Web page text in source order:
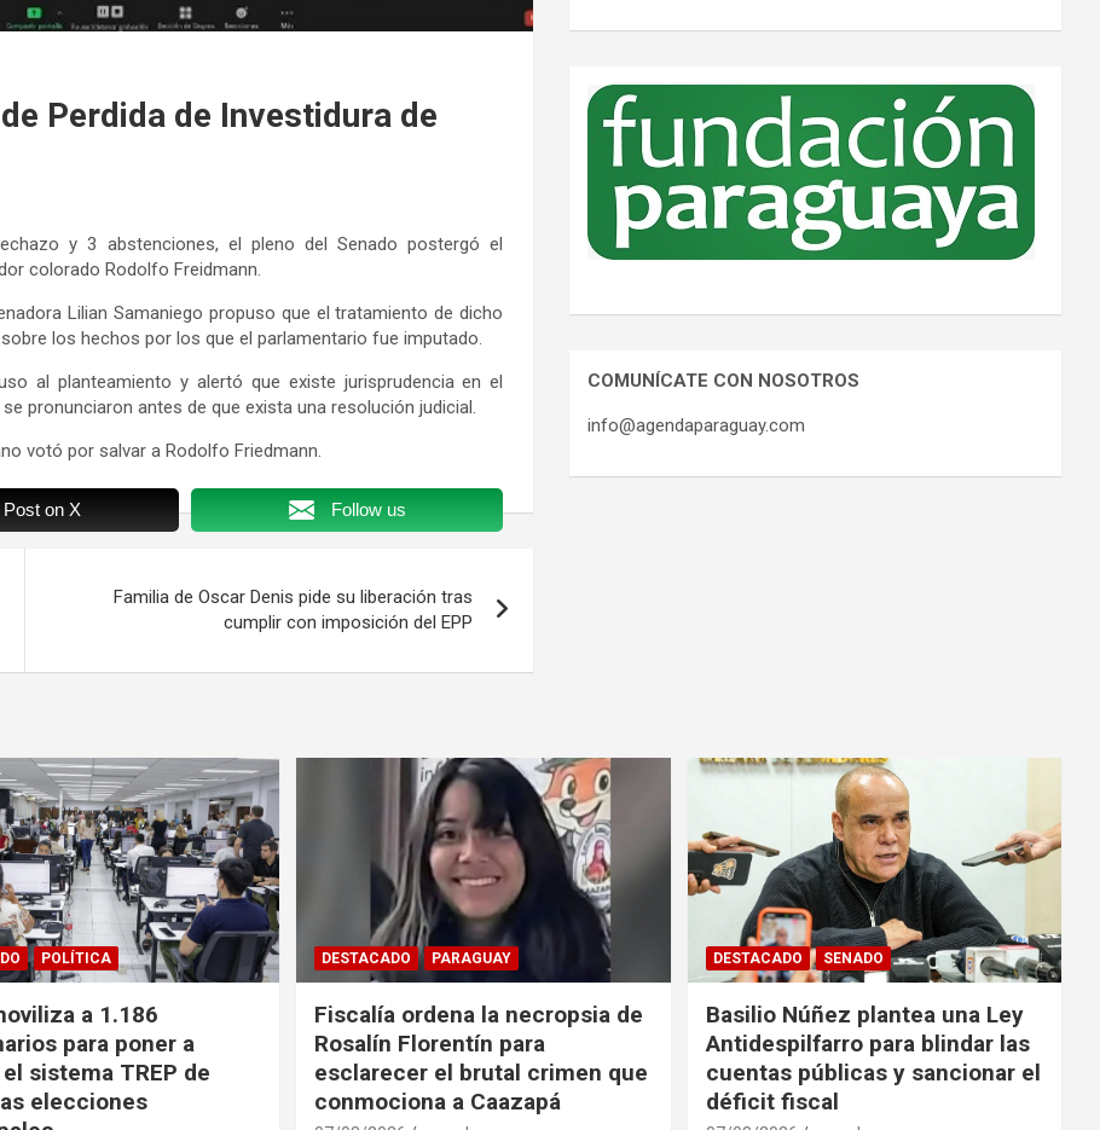
Perdida de Investidura de
y 3 abstenciones, el pleno del Senado postergó el
colorado Rodolfo Freidmann.
Lilian Samaniego propuso que el tratamiento de dicho
los hechos por los que el parlamentario fue imputado.
al planteamiento y alertó que existe jurisprudencia en el
pronunciaron antes de que exista una resolución judicial.
votó por salvar a Rodolfo Friedmann.
Post on X Follow us
Familia de Oscar Denis pide su liberación tras
cumplir con imposición del EPP
COMUNÍCATE CON NOSOTROS
info@agendaparaguay.com
POLÍTICA
a 1.186
para poner a
sistema TREP de
elecciones
DESTACADO PARAGUAY
Fiscalía ordena la necropsia de
Rosalín Florentín para
esclarecer el brutal crimen que
conmociona a Caazapá
DESTACADO SENADO
Basilio Núñez plantea una Ley
Antidespilfarro para blindar las
cuentas públicas y sancionar el
déficit fiscal